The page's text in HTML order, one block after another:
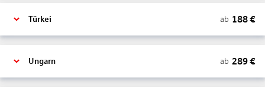
Türkei ab 188€
Ungarn ab 289€